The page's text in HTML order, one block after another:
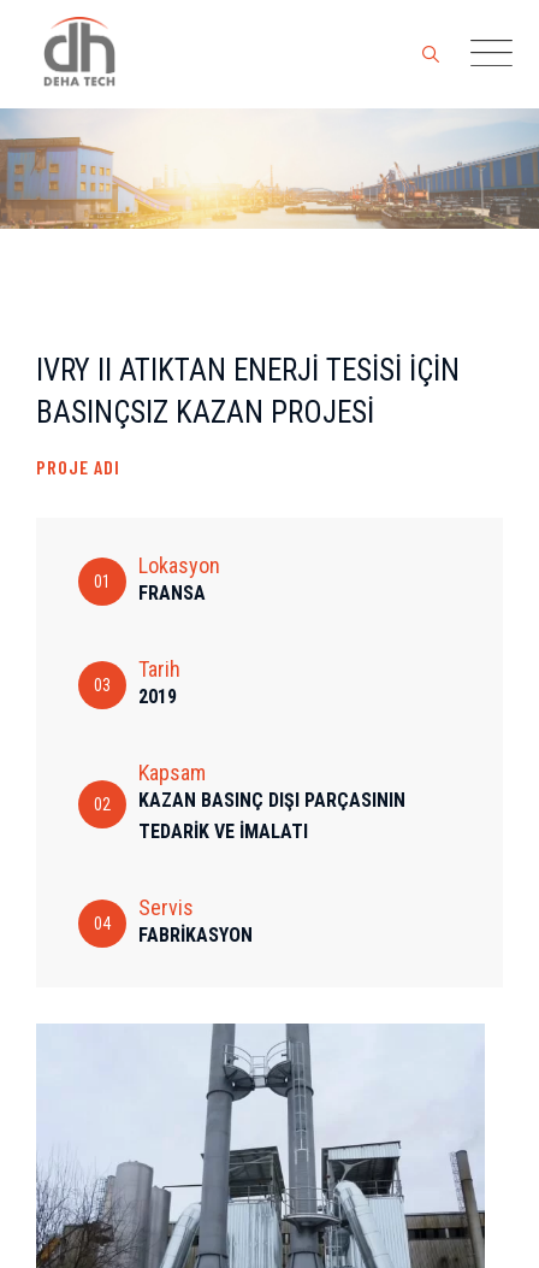
content
IVRY II ATIKTAN ENERJİ TESİSİ İÇİN
BASINÇSIZ KAZAN PROJESİ
PROJE ADI
01
Lokasyon
FRANSA
03
Tarih
2019
02
Kapsam
KAZAN BASINÇ DIŞI PARÇASININ
TEDARİK VE İMALATI
04
Servis
FABRİKASYON